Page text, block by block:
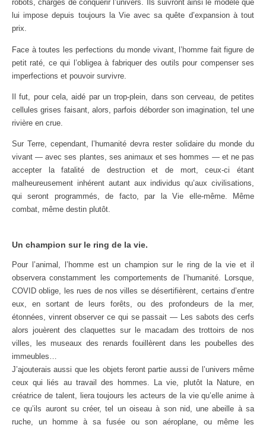
robots, chargés de conquérir l’univers. Ils suivront ainsi le modèle que
lui impose depuis toujours la Vie avec sa quête d’expansion à tout
prix.
Face à toutes les perfections du monde vivant, l’homme fait figure de
petit raté, ce qui l’obligea à fabriquer des outils pour compenser ses
imperfections et pouvoir survivre.
Il fut, pour cela, aidé par un trop-plein, dans son cerveau, de petites
cellules grises faisant, alors, parfois déborder son imagination, tel une
rivière en crue.
Sur Terre, cependant, l’humanité devra rester solidaire du monde du
vivant — avec ses plantes, ses animaux et ses hommes — et ne pas
accepter la fatalité de destruction et de mort, ceux-ci étant
malheureusement inhérent autant aux individus qu’aux civilisations,
qui seront programmés, de facto, par la Vie elle-même. Même
combat, même destin plutôt.
Un champion sur le ring de la vie.
Pour l’animal, l’homme est un champion sur le ring de la vie et il
observera constamment les comportements de l’humanité. Lorsque,
COVID oblige, les rues de nos villes se désertifièrent, certains d’entre
eux, en sortant de leurs forêts, ou des profondeurs de la mer,
étonnées, vinrent observer ce qui se passait — Les sabots des cerfs
alors jouèrent des claquettes sur le macadam des trottoirs de nos
villes, les museaux des renards fouillèrent dans les poubelles des
immeubles…
J’ajouterais aussi que les objets feront partie aussi de l’univers même
ceux qui liés au travail des hommes. La vie, plutôt la Nature, en
créatrice de talent, liera toujours les acteurs de la vie qu’elle anime à
ce qu’ils auront su créer, tel un oiseau à son nid, une abeille à sa
ruche, un homme à sa fusée ou son aéroplane, ou même les